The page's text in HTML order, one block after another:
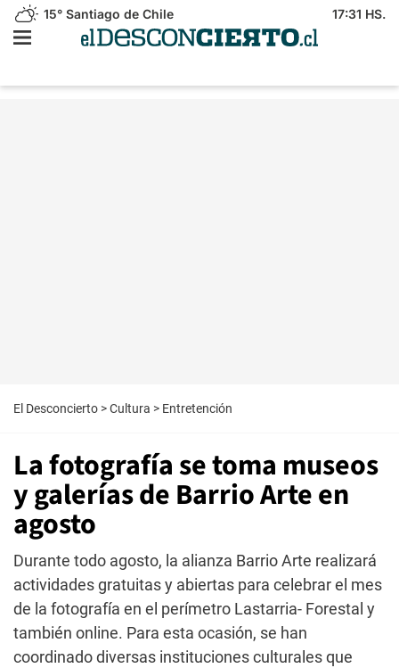
15° Santiago de Chile 17:31 HS.
El Desconcierto >Cultura > Entretención
La fotografía se toma museos
y galerías de Barrio Arte en
agosto
Durante todo agosto, la alianza Barrio Arte realizará
actividades gratuitas y abiertas para celebrar el mes
de la fotografía en el perímetro Lastarria- Forestal y
también online. Para esta ocasión, se han
coordinado diversas instituciones culturales que